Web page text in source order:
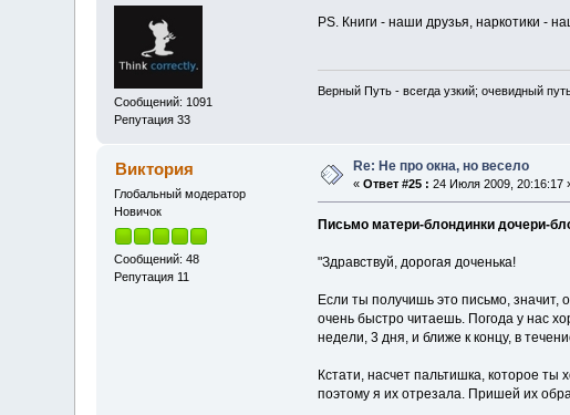
Сообщений: 1091
Репутация 33
PS. Книги - наши друзья, наркотики -
Верный Путь - всегда узкий; очевидный
Виктория
Глобальный модератор
Новичок
Сообщений: 48
Репутация 11
Re: Не про окна, но весело
«Ответ #25 : 24 Июля 2009, 20:16:17
Письмо матери-блондинки дочери-
"Здравствуй, дорогая доченька!
Если ты получишь это письмо,
очень быстро читаешь. Погода у нас
недели, 3 дня, и ближе к концу, в
Кстати, насчет пальтишка, которое ты
поэтому я их отрезала. Пришей их